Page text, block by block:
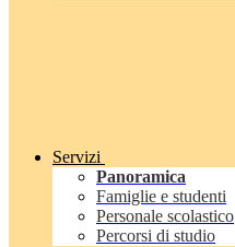
Servizi
Panoramica
Famiglie e studenti
Personale scolastico
Percorsi di studio